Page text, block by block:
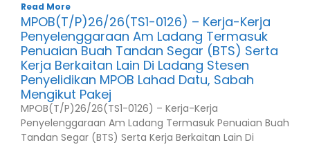
Read More
MPOB(T/P)26/26(TS1-0126) – Kerja-Kerja
Penyelenggaraan Am Ladang Termasuk
Penuaian Buah Tandan Segar (BTS) Serta
Kerja Berkaitan Lain Di Ladang Stesen
Penyelidikan MPOB Lahad Datu, Sabah
Mengikut Pakej
MPOB(T/P)26/26(TS1-0126) – Kerja-Kerja
Penyelenggaraan Am Ladang Termasuk Penuaian Buah
Tandan Segar (BTS) Serta Kerja Berkaitan Lain Di